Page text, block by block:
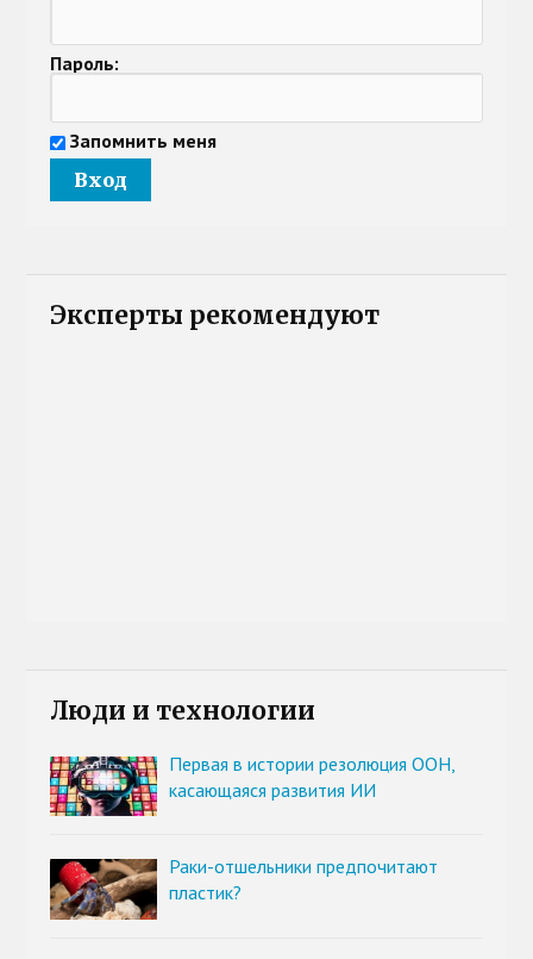
Пароль:
Запомнить меня
Эксперты рекомендуют
Люди и технологии
Первая в истории резолюция ООН,
касающаяся развития ИИ
Раки-отшельники предпочитают
пластик?